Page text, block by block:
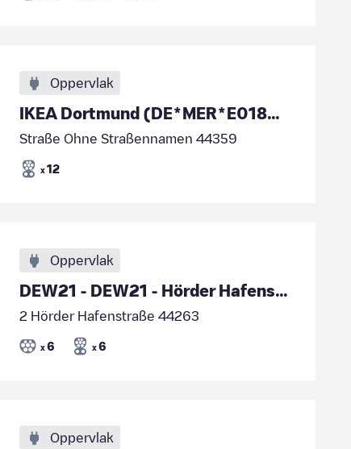
Oppervlak
IKEA Dortmund (DE*MER*E018227)
Straße Ohne Straßennamen 44359
x 12
Oppervlak
DEW21 - DEW21 - Hörder Hafenstr. 7 (Hafenpromenade
2 Hörder Hafenstraße 44263
x 6 x 6
Oppervlak